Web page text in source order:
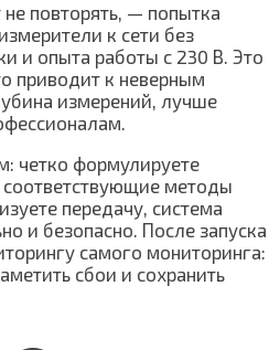
повторять, — попытка
к сети без
и опыта работы с 230 В. Это
приводит к неверным
измерений, лучше
четко формулируете
методы
передачу, система
и безопасно. После запуска
самого мониторинга:
сбои и сохранить